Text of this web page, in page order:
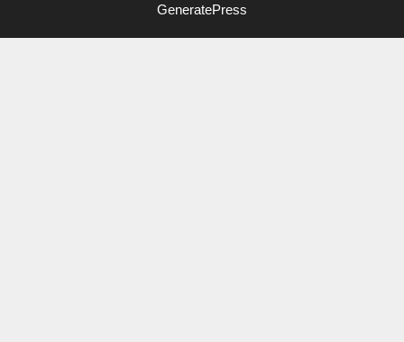
GeneratePress